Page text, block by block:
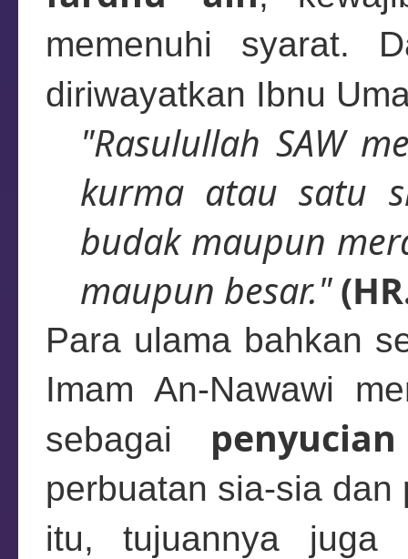
memenuhi syarat.
diriwayatkan Ibnu
"Rasulullah SAW
kurma atau satu
budak maupun
maupun besar."
Para ulama bahkan
Imam An-Nawawi
sebagai
perbuatan sia-sia
itu, tujuannya juga